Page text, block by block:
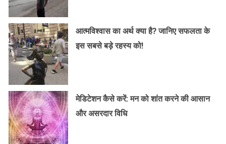
आत्मविश्वास का अर्थ क्या है? जानिए सफलता के
इस सबसे बड़े रहस्य को!
मेडिटेशन कैसे करें: मन को शांत करने की आसान
और असरदार विधि